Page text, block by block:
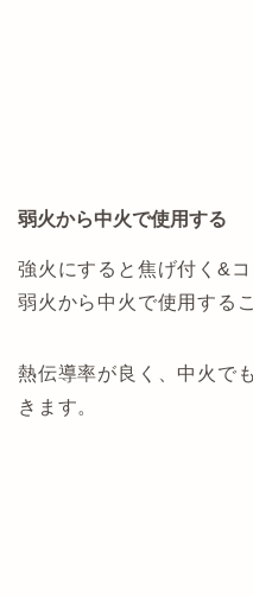
弱火から中火で使用する
強火にすると焦げ付く&
弱火から中火で使用するこ
熱伝導率が良く、中火で
きます。